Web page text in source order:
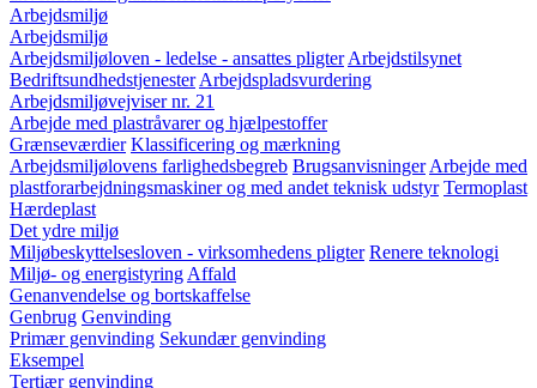
Arbejdsmiljø
Arbejdsmiljø
Arbejdsmiljøloven - ledelse - ansattes pligter Arbejdstilsynet
Bedriftsundhedstjenester Arbejdspladsvurdering
Arbejdsmiljøvejviser nr. 21
Arbejde med plastråvarer og hjælpestoffer
Grænseværdier Klassificering og mærkning
Arbejdsmiljølovens farlighedsbegreb Brugsanvisninger Arbejde med
plastforarbejdningsmaskiner og med andet teknisk udstyr Termoplast
Hærdeplast
Det ydre miljø
Miljøbeskyttelsesloven - virksomhedens pligter Renere teknologi
Miljø- og energistyring Affald
Genanvendelse og bortskaffelse
Genbrug Genvinding
Primær genvinding Sekundær genvinding
Eksempel
Tertiær genvinding